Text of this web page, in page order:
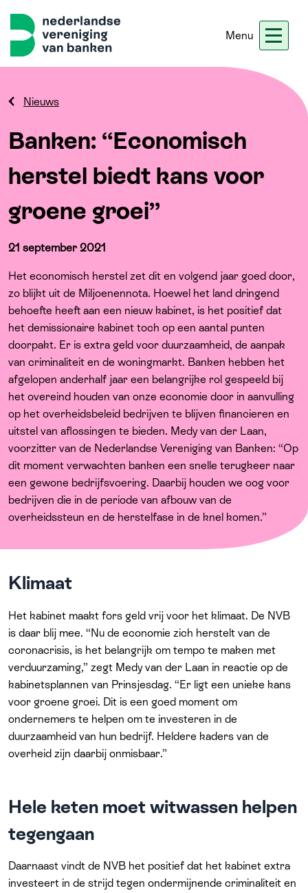
Meer
Over ons
Menu
Nieuws
Banken: “Economisch
herstel biedt kans voor
groene groei”
21 september 2021
Het economisch herstel zet dit en volgend jaar goed door,
zo blijkt uit de Miljoenennota. Hoewel het land dringend
behoefte heeft aan een nieuw kabinet, is het positief dat
het demissionaire kabinet toch op een aantal punten
doorpakt. Er is extra geld voor duurzaamheid, de aanpak
van criminaliteit en de woningmarkt. Banken hebben het
afgelopen anderhalf jaar een belangrijke rol gespeeld bij
het overeind houden van onze economie door in aanvulling
op het overheidsbeleid bedrijven te blijven financieren en
uitstel van aflossingen te bieden. Medy van der Laan,
voorzitter van de Nederlandse Vereniging van Banken: “Op
dit moment verwachten banken een snelle terugkeer naar
een gewone bedrijfsvoering. Daarbij houden we oog voor
bedrijven die in de periode van afbouw van de
overheidssteun en de herstelfase in de knel komen.”
Klimaat
Het kabinet maakt fors geld vrij voor het klimaat. De NVB
is daar blij mee. “Nu de economie zich herstelt van de
coronacrisis, is het belangrijk om tempo te maken met
verduurzaming,” zegt Medy van der Laan in reactie op de
kabinetsplannen van Prinsjesdag. “Er ligt een unieke kans
voor groene groei. Dit is een goed moment om
ondernemers te helpen om te investeren in de
duurzaamheid van hun bedrijf. Heldere kaders van de
overheid zijn daarbij onmisbaar.”
Hele keten moet witwassen helpen
tegengaan
Daarnaast vindt de NVB het positief dat het kabinet extra
investeert in de strijd tegen ondermijnende criminaliteit en